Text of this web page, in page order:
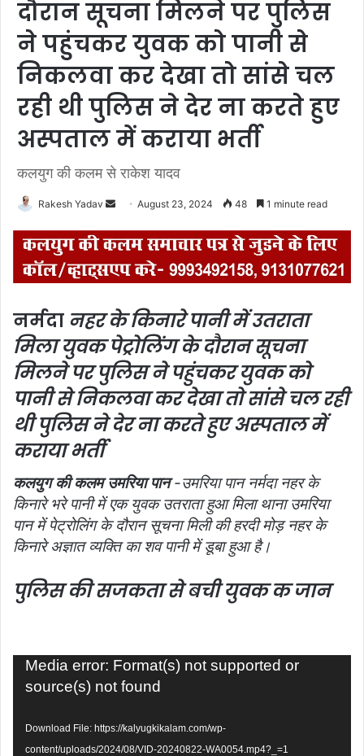
दौरान सूचना मिलने पर पुलिस
ने पहुंचकर युवक को पानी से
निकलवा कर देखा तो सांसे चल
रही थी पुलिस ने देर ना करते हुए
अस्पताल में कराया भर्ती
कलयुग की कलम से राकेश यादव
Rakesh Yadav
n
d
a
e
m
a
i
l
August 23, 2024 48 1 minute read
नर्मदा नहर के किनारे पानी में उतराता
मिला युवक पेट्रोलिंग के दौरान सूचना
मिलने पर पुलिस ने पहुंचकर युवक को
पानी से निकलवा कर देखा तो सांसे चल रही
थी पुलिस ने देर ना करते हुए अस्पताल में
कराया भर्ती
कलयुग की कलम उमरिया पान-उमरिया पान नर्मदा नहर के
किनारे भरे पानी में एक युवक उतराता हुआ मिलाथाना उमरिया
पान में पेट्रोलिंग के दौरान सूचना मिली की हरदी मोड़ नहर के
किनारे अज्ञात व्यक्ति का शव पानी में डूबा हुआ है।
पुलिस की सजकता से बची युवक क जान
Video
Player
Media error: Format(s) not supported or
source(s) not found
Download File: https://kalyugkikalam.com/wp-
content/uploads/2024/08/VID-20240822-WA0054.mp4?_=1